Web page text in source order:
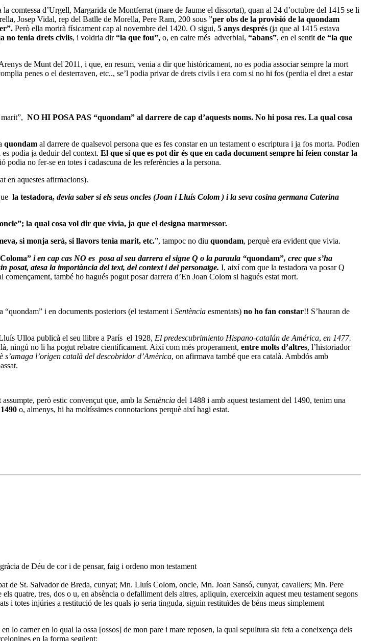
comtessa d’Urgell, Margarida de Montferrat (mare de Jaume el dissortat), quan al 24 d’octubre del 1415 se li
Josep Vidal, rep del Batlle de Morella, Pere Ram, 200 sous ”per obs de la provisió de la quondam
Però ella morirà físicament cap al novembre del 1420. O sigui, 5 anys després (ja que al 1415 estava
no tenia drets civils, i voldria dir“la que fou”, o, en caire més adverbial, “abans”, en el sentit de “la que
de Munt del 2011, i que, en resum, venia a dir que històricament, no es podia associar sempre la mort
penes o el desterraven, etc.., se’l podia privar de drets civils i era com si no hi fos (perdia el dret a estar
NO HI POSA PAS “quondam” al darrere de cap d’aquests noms. No hi posa res. La qual cosa
quondam al darrere de qualsevol persona que es fes constar en un testament o escriptura i ja fos morta. Podien
podia ja deduir del context. El que sí que es pot dir és que en cada document sempre hi feien constar la
podia no fer-se en totes i cadascuna de les referències a la persona.
en aquestes afirmacions).
la testadora, devia saber si els seus oncles (Joan i Lluís Colom ) i la seva cosina germana Caterina
oncle”; la qual cosa vol dir que vivia, ja que el designa marmessor.
si monja serà, si llavors tenia marit, etc.”, tampoc no diu quondam, perquè era evident que vivia.
i en cap cas NO es posa al seu darrera el signe Q o la paraula “quondam”, crec que s’ha
posat, atesa la importància del text, del context i del personatge. I, així com que la testadora va posar Q
començament, també ho hagués pogut posar darrera d’En Joan Colom si hagués estat mort.
i en documents posteriors (el testament i Sentència esmentats) no ho fan constar!! S’hauran de
Ulloa publicà el seu llibre a París el 1928, El predescubrimiento Hispano-catalán de América, en 1477.
ningú no li ha pogut rebatre científicament. Així com més properament, entre molts d’altres, l’historiador
s’amaga l’origen català del descobridor d’Amèrica, on afirmava també que era català. Ambdós amb
però estic convençut que, amb la Sentència del 1488 i amb aquest testament del 1490, tenim una
o, almenys, hi ha moltíssimes connotacions perquè així hagi estat.
de Déu de cor i de pensar, faig i ordeno mon testament
de St. Salvador de Breda, cunyat; Mn. Lluís Colom, oncle, Mn. Joan Sansó, cunyat, cavallers; Mn. Pere
quatre, tres, dos o u, en absència o defalliment dels altres, apliquin, exerceixin aquest meu testament segons
i totes injúries a restitució de les quals jo seria tinguda, siguin restituïdes de béns meus simplement
carner en lo qual la ossa [ossos] de mon pare i mare reposen, la qual sepultura sia feta a coneixença dels
en la forma següent: